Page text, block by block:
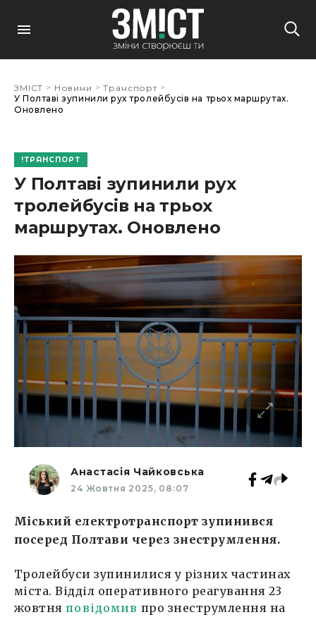
ЗМІСТ > Новини > Транспорт >
У Полтаві зупинили рух тролейбусів на трьох маршрутах.
Оновлено
ТРАНСПОРТ
У Полтаві зупинили рух
тролейбусів на трьох
маршрутах. Оновлено
Анастасія Чайковська
24 Жовтня 2025, 08:07
Міський електротранспорт зупинився
посеред Полтави через знеструмлення.
Тролейбуси зупинилися у різних частинах
міста. Відділ оперативного реагування 23
жовтняповідомив про знеструмлення на